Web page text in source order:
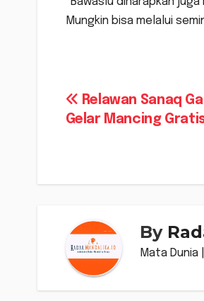
Mungkin bisa melalui
Navigasi
Relawan Sanaq
Gelar Mancing
By
Mata Dunia